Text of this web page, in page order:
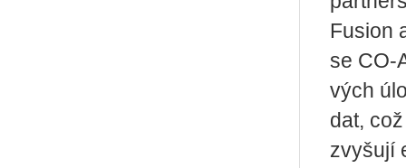
Fusi­on
se
vých
dat,
zvy­šu­jí